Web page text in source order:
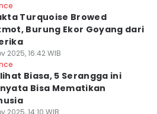
Turquoise Browed
Burung Ekor Goyang dari
2025, 16:42 WIB
Biasa, 5 Serangga ini
Bisa Mematikan
2025, 14:10 WIB